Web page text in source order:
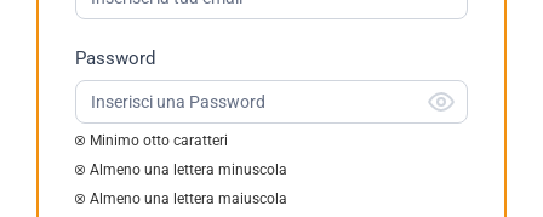
2023
Password
Minimo otto caratteri
Almeno una lettera minuscola
Almeno una lettera maiuscola